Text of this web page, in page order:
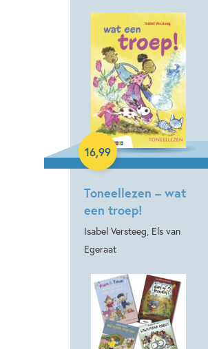
Toneellezen – wat
een troep!
Isabel Versteeg, Els van
Egeraat
16,99
Hardcover